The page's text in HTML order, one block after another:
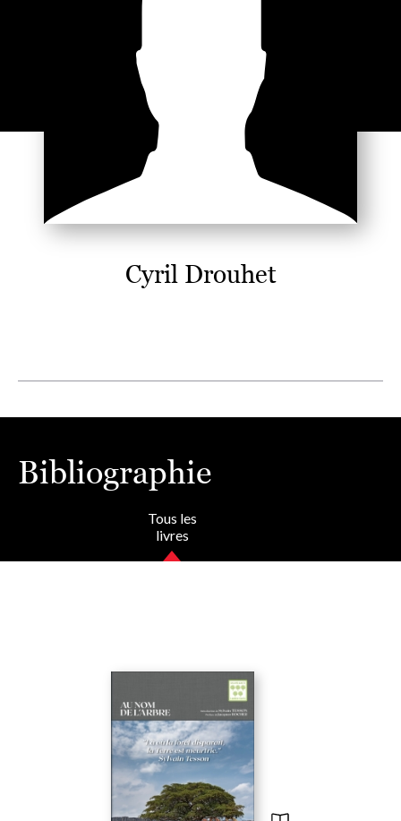
Cyril Drouhet
Bibliographie
Tous les
livres